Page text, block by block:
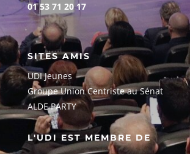
01 53 71 20 17
SITES AMIS
UDI Jeunes
Groupe Union Centriste au Sénat
ALDE PARTY
L'UDI EST MEMBRE DE